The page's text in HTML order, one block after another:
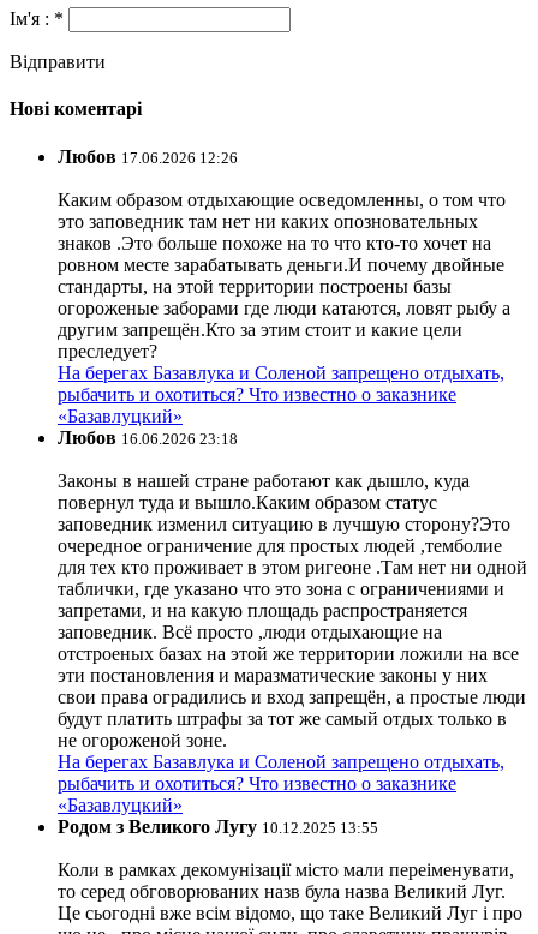
Ім'я : *
Відправити
Нові коментарі
Любов 17.06.2026 12:26
Каким образом отдыхающие осведомленны, о том что
это заповедник там нет ни каких опозновательных
знаков .Это больше похоже на то что кто-то хочет на
ровном месте зарабатывать деньги.И почему двойные
стандарты, на этой территории построены базы
огороженые заборами где люди катаются, ловят рыбу а
другим запрещён.Кто за этим стоит и какие цели
преследует?
На берегах Базавлука и Соленой запрещено отдыхать,
рыбачить и охотиться? Что известно о заказнике
«Базавлуцкий»
Любов 16.06.2026 23:18
Законы в нашей стране работают как дышло, куда
повернул туда и вышло.Каким образом статус
заповедник изменил ситуацию в лучшую сторону?Это
очередное ограничение для простых людей ,темболие
для тех кто проживает в этом ригеоне .Там нет ни одной
таблички, где указано что это зона с ограничениями и
запретами, и на какую площадь распространяется
заповедник. Всё просто ,люди отдыхающие на
отстроеных базах на этой же территории ложили на все
эти постановления и маразматические законы у них
свои права оградились и вход запрещён, а простые люди
будут платить штрафы за тот же самый отдых только в
не огороженой зоне.
На берегах Базавлука и Соленой запрещено отдыхать,
рыбачить и охотиться? Что известно о заказнике
«Базавлуцкий»
Родом з Великого Лугу 10.12.2025 13:55
Коли в рамках декомунізації місто мали переіменувати,
то серед обговорюваних назв була назва Великий Луг.
Це сьогодні вже всім відомо, що таке Великий Луг і про